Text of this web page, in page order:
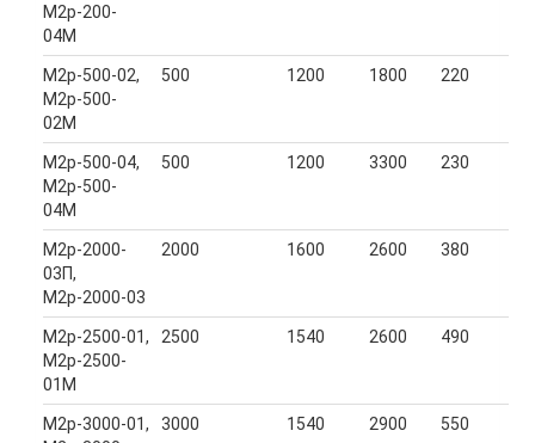
М2р-200-
04М
М2р-500-02,
М2р-500-
02М
500 1200 1800 220
М2р-500-04,
М2р-500-
04М
500 1200 3300 230
М2р-2000-
03П,
М2р-2000-03
2000 1600 2600 380
М2р-2500-01,
М2р-2500-
01М
2500 1540 2600 490
М2р-3000-01,
3000 1540 2900 550